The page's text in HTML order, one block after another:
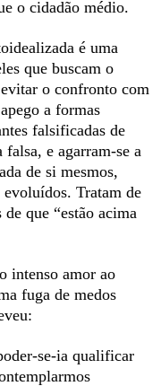
o cidadão médio.
é uma
que buscam o
o confronto com
a formas
falsificadas de
e agarram-se a
de si mesmos,
Tratam de
que “estão acima
intenso amor ao
fuga de medos
se-ia qualificar